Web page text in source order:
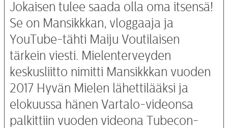
Jokaisen tulee saada olla oma itsensä!
Se on Mansikkkan, vloggaaja ja
YouTube-tähti Maiju Voutilaisen
tärkein viesti. Mielenterveyden
keskusliitto nimitti Mansikkkan vuoden
2017 Hyvän Mielen lähettilääksi ja
elokuussa hänen Vartalo-videonsa
palkittiin vuoden videona Tubecon-